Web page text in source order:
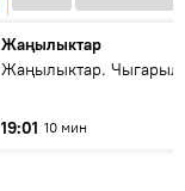
Жаңылыктар
Жаңылыктар.
19:01 10 мин